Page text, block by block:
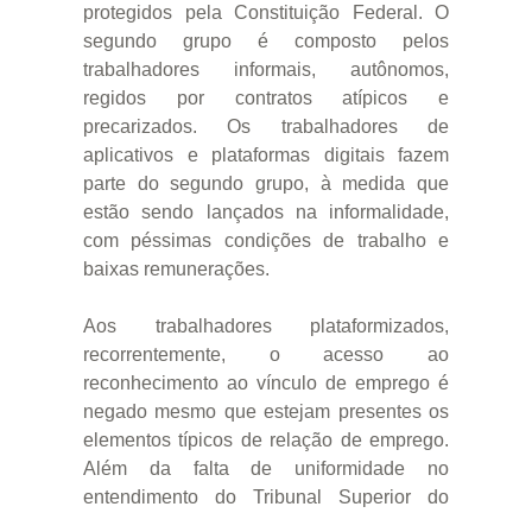
protegidos pela Constituição Federal. O
segundo grupo é composto pelos
trabalhadores informais, autônomos,
regidos por contratos atípicos e
precarizados. Os trabalhadores de
aplicativos e plataformas digitais fazem
parte do segundo grupo, à medida que
estão sendo lançados na informalidade,
com péssimas condições de trabalho e
baixas remunerações.
Aos trabalhadores plataformizados,
recorrentemente, o acesso ao
reconhecimento ao vínculo de emprego é
negado mesmo que estejam presentes os
elementos típicos de relação de emprego.
Além da falta de uniformidade no
entendimento do Tribunal Superior do